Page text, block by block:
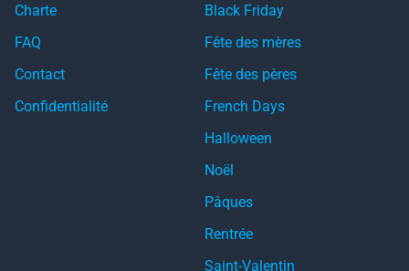
Charte
FAQ
Contact
Confidentialité
Black Friday
Fête des mères
Fête des pères
French Days
Halloween
Noël
Pâques
Rentrée
Saint-Valentin